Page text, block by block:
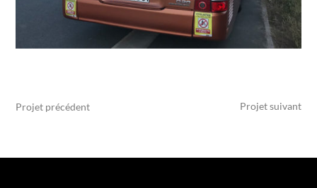
Projet précédent Projet suivant